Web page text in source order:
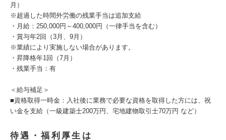
月）
※超過した時間外労働の残業手当は追加支給
・月給：250,000円～400,000円（一律手当を含む）
・賞与年2回（3月、9月）
※業績により実施しない場合があります。
・昇降格年1回（7月）
・残業手当：有
＜給与補足＞
■資格取得一時金：入社後に業務で必要な資格を取得した方には、祝
い金を支給（一級建築士200万円、宅地建物取引士70万円 など）
待遇・福利厚生は